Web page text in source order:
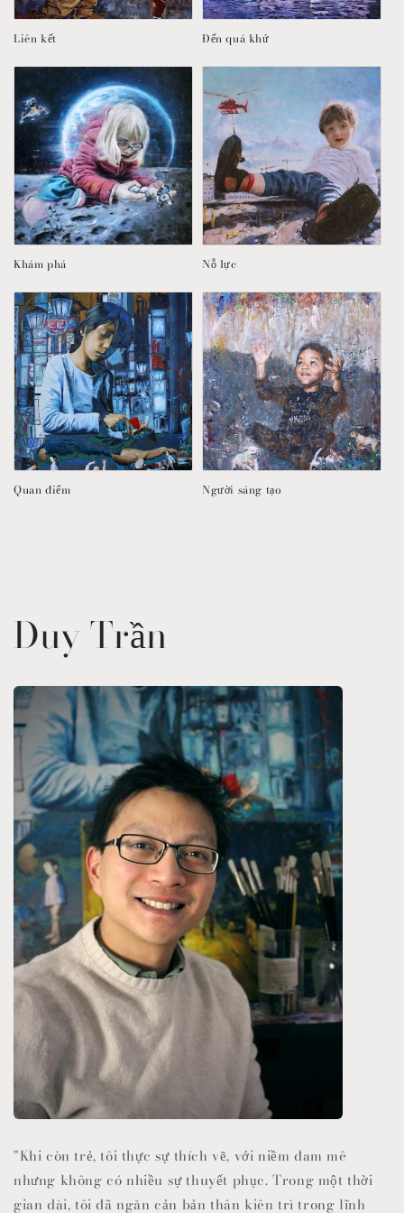
Liên kết Đến quá khứ
Khám phá Nỗ lực
Quan điểm Người sáng tạo
Duy Trần
"Khi còn trẻ, tôi thực sự thích vẽ, với niềm đam mê
nhưng không có nhiều sự thuyết phục. Trong một thời
gian dài, tôi đã ngăn cản bản thân kiên trì trong lĩnh